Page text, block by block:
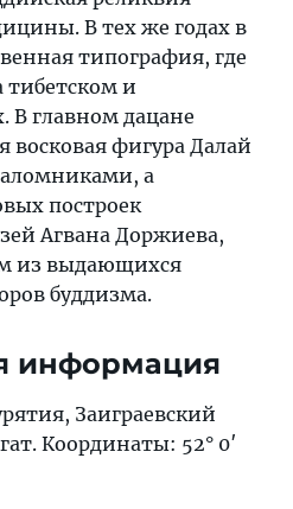
В тех же годах в
типография, где
тибетском и
В главном дацане
восковая фигура Далай
а
построек
Агвана Доржиева,
из выдающихся
буддизма.
информация
Заиграевский
Координаты: 52° 0′